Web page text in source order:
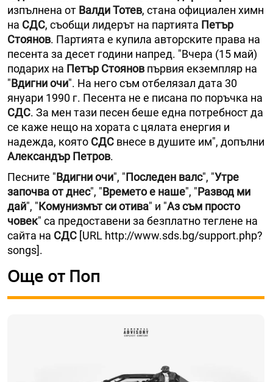
изпълнена от Валди Тотев, стана официален химн
на СДС, съобщи лидерът на партията Петър
Стоянов. Партията е купила авторските права на
песента за десет години напред. "Вчера (15 май)
подарих на Петър Стоянов първия екземпляр на
"Вдигни очи". На него съм отбелязал дата 30
януари 1990 г. Песента не е писана по поръчка на
СДС. За мен тази песен беше една потребност да
се каже нещо на хората с цялата енергия и
надежда, която СДС внесе в душите им", допълни
Александър Петров.
Песните "Вдигни очи", "Последен валс", "Утре
започва от днес", "Времето е наше", "Развод ми
дай", "Комунизмът си отива" и "Аз съм просто
човек" са предоставени за безплатно теглене на
сайта на СДС [URL http://www.sds.bg/support.php?
songs].
Още от Поп